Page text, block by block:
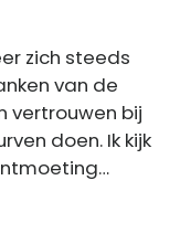
zich steeds
van de
vertrouwen bij
doen. Ik kijk